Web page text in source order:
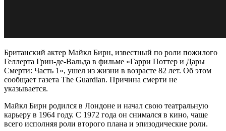
Британский актер Майкл Бирн, известный по роли пожилого
Геллерта Грин-де-Вальда в фильме «Гарри Поттер и Дары
Смерти: Часть 1», ушел из жизни в возрасте 82 лет. Об этом
сообщает газета The Guardian. Причина смерти не
указывается.
Майкл Бирн родился в Лондоне и начал свою театральную
карьеру в 1964 году. С 1972 года он снимался в кино, чаще
всего исполняя роли второго плана и эпизодические роли.